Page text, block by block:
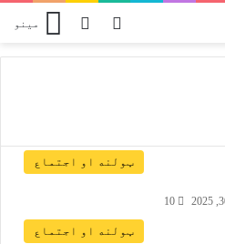
مینو Switch skin
ټولنه او اجتماع
10
ټولنه او اجتماع